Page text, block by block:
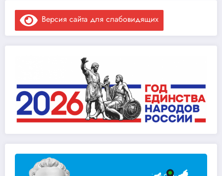
Версия сайта для слабовидящих